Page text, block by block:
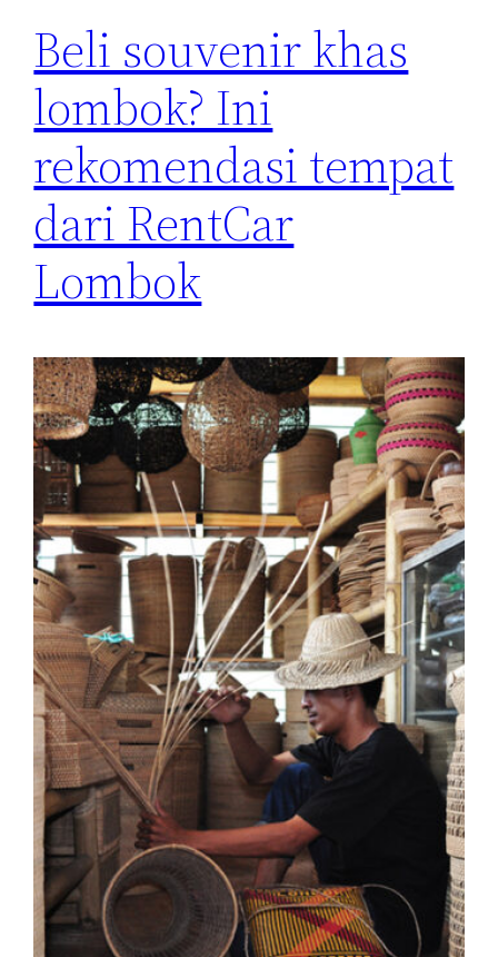
Beli souvenir khas
lombok? Ini
rekomendasi tempat
dari RentCar
Lombok